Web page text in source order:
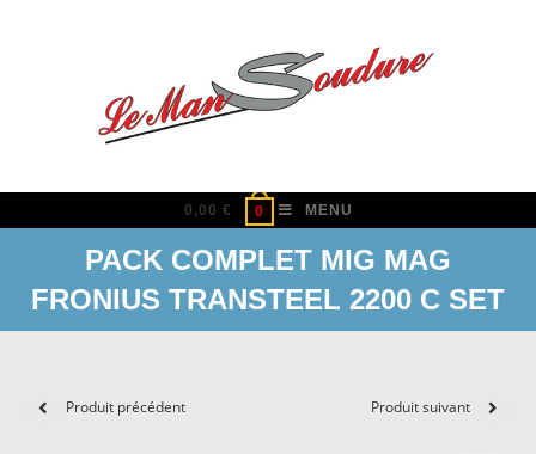
0,00 € 0 MENU
PACK COMPLET MIG MAG
FRONIUS TRANSTEEL 2200 C SET
Produit précédent Produit suivant